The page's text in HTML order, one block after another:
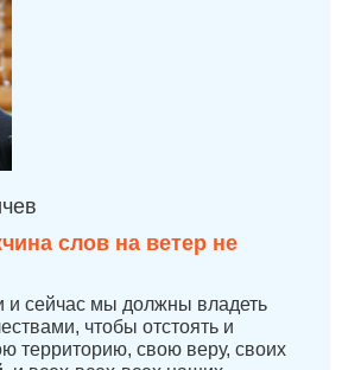
слов на ветер не
и сейчас мы должны владеть
чтобы отстоять и
территорию, свою веру, своих